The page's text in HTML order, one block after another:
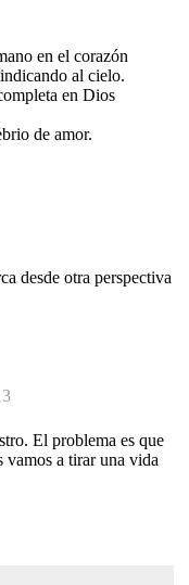
en el corazón
al cielo.
en Dios
de amor.
desde otra perspectiva
El problema es que
vamos a tirar una vida